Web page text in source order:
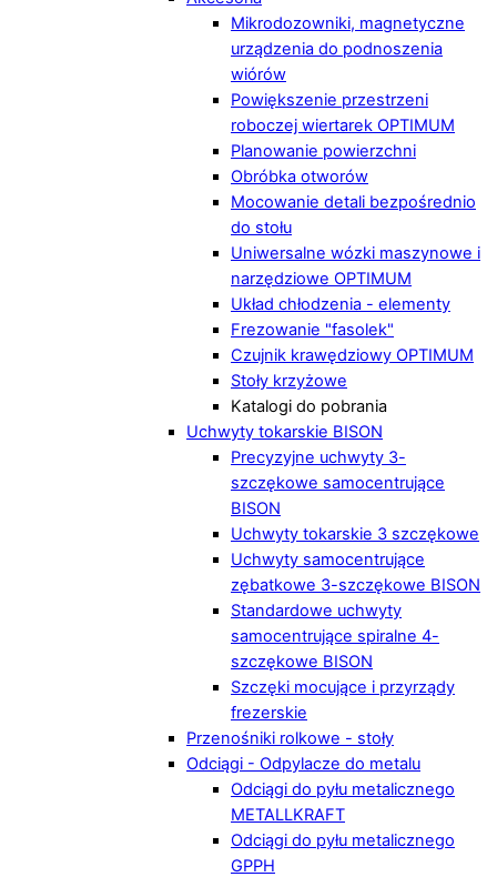
Mikrodozowniki, magnetyczne
urządzenia do podnoszenia
wiórów
Powiększenie przestrzeni
roboczej wiertarek OPTIMUM
Planowanie powierzchni
Obróbka otworów
Mocowanie detali bezpośrednio
do stołu
Uniwersalne wózki maszynowe i
narzędziowe OPTIMUM
Układ chłodzenia - elementy
Frezowanie "fasolek"
Czujnik krawędziowy OPTIMUM
Stoły krzyżowe
Katalogi do pobrania
Uchwyty tokarskie BISON
Precyzyjne uchwyty 3-
szczękowe samocentrujące
BISON
Uchwyty tokarskie 3 szczękowe
Uchwyty samocentrujące
zębatkowe 3-szczękowe BISON
Standardowe uchwyty
samocentrujące spiralne 4-
szczękowe BISON
Szczęki mocujące i przyrządy
frezerskie
Przenośniki rolkowe - stoły
Odciągi - Odpylacze do metalu
Odciągi do pyłu metalicznego
METALLKRAFT
Odciągi do pyłu metalicznego
GPPH